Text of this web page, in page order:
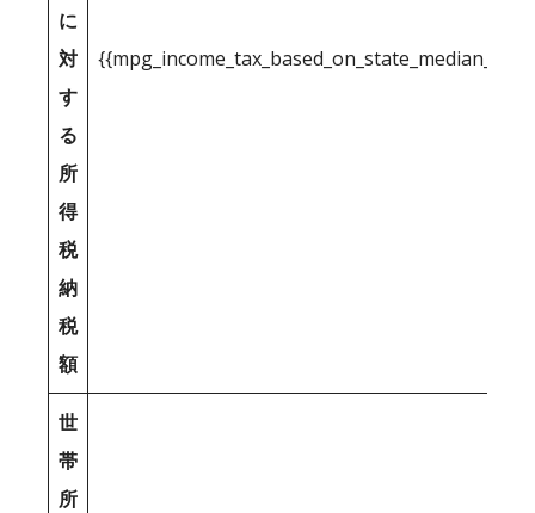
に
対
す
る
所
得
税
納
税
額
世
帯
所